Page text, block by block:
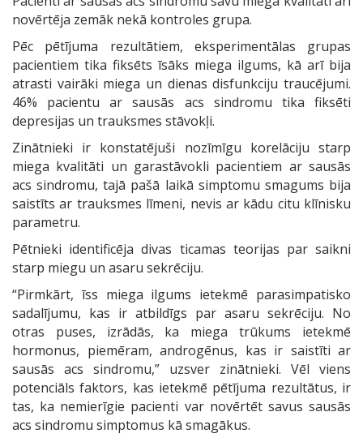
novērtēja zemāk nekā kontroles grupa.
Pēc pētījuma rezultātiem, eksperimentālas grupas
pacientiem tika fiksēts īsāks miega ilgums, kā arī bija
atrasti vairāki miega un dienas disfunkciju traucējumi.
46% pacientu ar sausās acs sindromu tika fiksēti
depresijas un trauksmes stāvokļi.
Zinātnieki ir konstatējuši nozīmīgu korelāciju starp
miega kvalitāti un garastāvokli pacientiem ar sausās
acs sindromu, tajā pašā laikā simptomu smagums bija
saistīts ar trauksmes līmeni, nevis ar kādu citu klīnisku
parametru.
Pētnieki identificēja divas ticamas teorijas par saikni
starp miegu un asaru sekrēciju.
“Pirmkārt, īss miega ilgums ietekmē parasimpatisko
sadalījumu, kas ir atbildīgs par asaru sekrēciju. No
otras puses, izrādās, ka miega trūkums ietekmē
hormonus, piemēram, androgēnus, kas ir saistīti ar
sausās acs sindromu,” uzsver zinātnieki. Vēl viens
potenciāls faktors, kas ietekmē pētījuma rezultātus, ir
tas, ka nemierīgie pacienti var novērtēt savus sausās
acs sindromu simptomus kā smagākus.